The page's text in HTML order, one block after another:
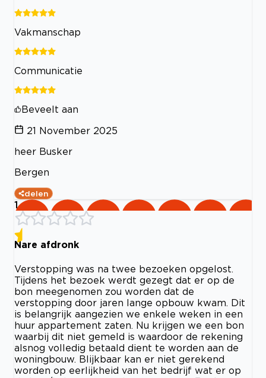
Vakmanschap
Communicatie
Beveelt aan
21 November 2025
heer Busker
Bergen
delen
1
Nare afdronk
Verstopping was na twee bezoeken opgelost.
Tijdens het bezoek werdt gezegt dat er op de
bon meegenomen zou worden dat de
verstopping door jaren lange opbouw kwam. Dit
is belangrijk aangezien we enkele weken in een
huur appartement zaten. Nu krijgen we een bon
waarbij dit niet gemeld is waardoor de rekening
alsnog volledig betaald dient te worden aan de
woningbouw. Blijkbaar kan er niet gerekend
worden op eerlijkheid van het bedrijf wat er op